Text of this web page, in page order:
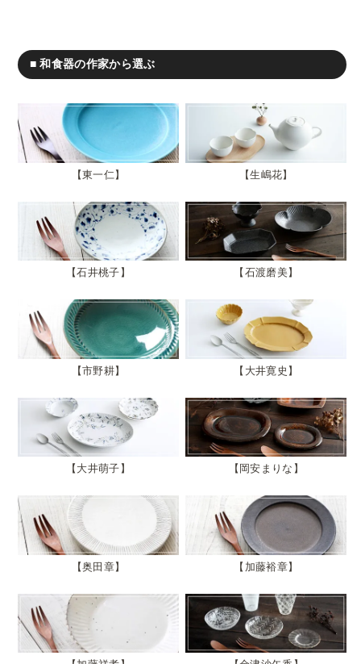
■ 和食器の作家から選ぶ
東一仁 生嶋花
石井桃子 石渡磨美
市野耕 大井寛史
大井萌子 岡安まりな
奥田章 加藤裕章